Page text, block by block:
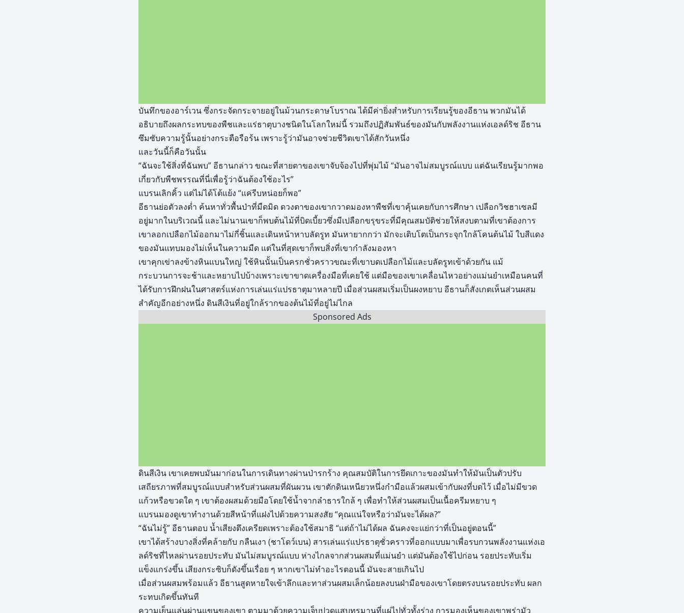
บันทึกของอาร์เวน ซึ่งกระจัดกระจายอยู่ในม้วนกระดาษโบราณ ได้มีค่ายิ่งสำหรับการเรียนรู้ของอีธาน พวกมันได้
อธิบายถึงผลกระทบของพืชและแร่ธาตุบางชนิดในโลกใหม่นี้ รวมถึงปฏิสัมพันธ์ของมันกับพลังงานแห่งเอลด์ริช อีธาน
ซึมซับความรู้นั้นอย่างกระตือรือร้น เพราะรู้ว่ามันอาจช่วยชีวิตเขาได้สักวันหนึ่ง
และวันนี้ก็คือวันนั้น
“ฉันจะใช้สิ่งที่ฉันพบ” อีธานกล่าว ขณะที่สายตาของเขาจับจ้องไปที่พุ่มไม้ “มันอาจไม่สมบูรณ์แบบ แต่ฉันเรียนรู้มากพอ
เกี่ยวกับพืชพรรณที่นี่เพื่อรู้ว่าฉันต้องใช้อะไร”
แบรนเลิกคิ้ว แต่ไม่ได้โต้แย้ง “แค่รีบหน่อยก็พอ”
อีธานย่อตัวลงต่ำ ค้นหาทั่วพื้นป่าที่มืดมิด ดวงตาของเขากวาดมองหาพืชที่เขาคุ้นเคยกับการศึกษา เปลือกวิชฮาเซลมี
อยู่มากในบริเวณนี้ และไม่นานเขาก็พบต้นไม้ที่บิดเบี้ยวซึ่งมีเปลือกขรุขระที่มีคุณสมบัติช่วยให้สงบตามที่เขาต้องการ
เขาลอกเปลือกไม้ออกมาไม่กี่ชิ้นและเดินหน้าหาบลัดรูท มันหายากกว่า มักจะเติบโตเป็นกระจุกใกล้โคนต้นไม้ ใบสีแดง
ของมันแทบมองไม่เห็นในความมืด แต่ในที่สุดเขาก็พบสิ่งที่เขากำลังมองหา
เขาคุกเข่าลงข้างหินแบนใหญ่ ใช้หินนั้นเป็นครกชั่วคราวขณะที่เขาบดเปลือกไม้และบลัดรูทเข้าด้วยกัน แม้
กระบวนการจะช้าและหยาบไปบ้างเพราะเขาขาดเครื่องมือที่เคยใช้ แต่มือของเขาเคลื่อนไหวอย่างแม่นยำเหมือนคนที่
ได้รับการฝึกฝนในศาสตร์แห่งการเล่นแร่แปรธาตุมาหลายปี เมื่อส่วนผสมเริ่มเป็นผงหยาบ อีธานก็สังเกตเห็นส่วนผสม
สำคัญอีกอย่างหนึ่ง ดินสีเงินที่อยู่ใกล้รากของต้นไม้ที่อยู่ไม่ไกล
Sponsored Ads
ดินสีเงิน เขาเคยพบมันมาก่อนในการเดินทางผ่านป่ารกร้าง คุณสมบัติในการยึดเกาะของมันทำให้มันเป็นตัวปรับ
เสถียรภาพที่สมบูรณ์แบบสำหรับส่วนผสมที่ผันผวน เขาตักดินเหนียวหนึ่งกำมือแล้วผสมเข้ากับผงที่บดไว้ เมื่อไม่มีขวด
แก้วหรือขวดใด ๆ เขาต้องผสมด้วยมือโดยใช้น้ำจากลำธารใกล้ ๆ เพื่อทำให้ส่วนผสมเป็นเนื้อครีมหยาบ ๆ
แบรนมองดูเขาทำงานด้วยสีหน้าที่แฝงไปด้วยความสงสัย “คุณแน่ใจหรือว่ามันจะได้ผล?”
“ฉันไม่รู้” อีธานตอบ น้ำเสียงตึงเครียดเพราะต้องใช้สมาธิ “แต่ถ้าไม่ได้ผล ฉันคงจะแย่กว่าที่เป็นอยู่ตอนนี้”
เขาได้สร้างบางสิ่งที่คล้ายกับ กลืนเงา (ชาโดว์เบน) สารเล่นแร่แปรธาตุชั่วคราวที่ออกแบบมาเพื่อรบกวนพลังงานแห่งเอ
ลด์ริชที่ไหลผ่านรอยประทับ มันไม่สมบูรณ์แบบ ห่างไกลจากส่วนผสมที่แม่นยำ แต่มันต้องใช้ไปก่อน รอยประทับเริ่ม
แข็งแกร่งขึ้น เสียงกระซิบก็ดังขึ้นเรื่อย ๆ หากเขาไม่ทำอะไรตอนนี้ มันจะสายเกินไป
เมื่อส่วนผสมพร้อมแล้ว อีธานสูดหายใจเข้าลึกและทาส่วนผสมเล็กน้อยลงบนฝ่ามือของเขาโดยตรงบนรอยประทับ ผลก
ระทบเกิดขึ้นทันที
ความเย็นแล่นผ่านแขนของเขา ตามมาด้วยความเจ็บปวดแสบทรมานที่แผ่ไปทั่วทั้งร่าง การมองเห็นของเขาพร่ามัว